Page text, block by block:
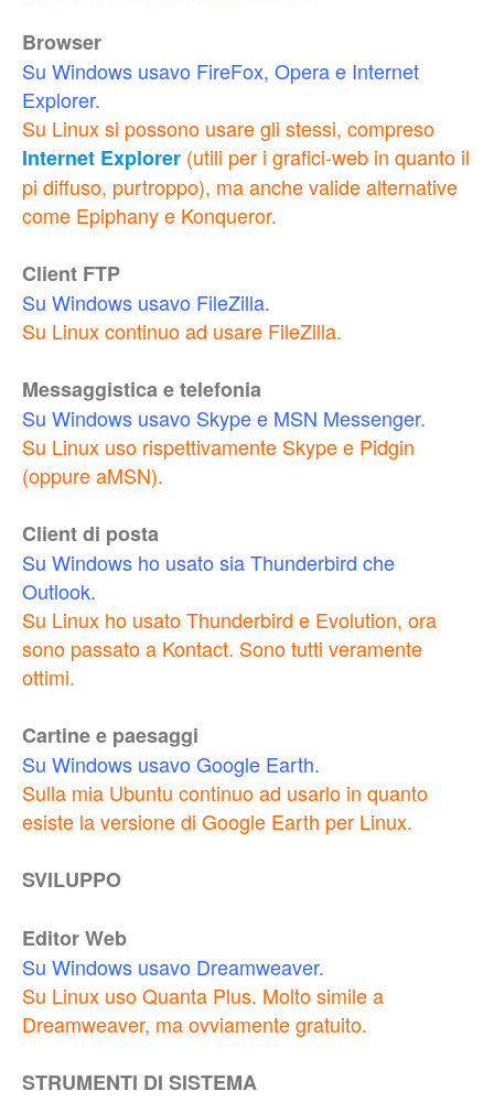
Browser
Su Windows usavo FireFox, Opera e Internet
Explorer.
Su Linux si possono usare gli stessi, compreso
Internet Explorer (utili per i grafici-web in quanto il
pi diffuso, purtroppo), ma anche valide alternative
come Epiphany e Konqueror.
Client FTP
Su Windows usavo FileZilla.
Su Linux continuo ad usare FileZilla.
Messaggistica e telefonia
Su Windows usavo Skype e MSN Messenger.
Su Linux uso rispettivamente Skype e Pidgin
(oppure aMSN).
Client di posta
Su Windows ho usato sia Thunderbird che
Outlook.
Su Linux ho usato Thunderbird e Evolution, ora
sono passato a Kontact. Sono tutti veramente
ottimi.
Cartine e paesaggi
Su Windows usavo Google Earth.
Sulla mia Ubuntu continuo ad usarlo in quanto
esiste la versione di Google Earth per Linux.
SVILUPPO
Editor Web
Su Windows usavo Dreamweaver.
Su Linux uso Quanta Plus. Molto simile a
Dreamweaver, ma ovviamente gratuito.
STRUMENTI DI SISTEMA